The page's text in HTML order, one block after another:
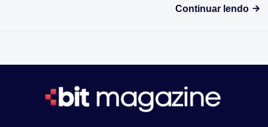
Continuar lendo